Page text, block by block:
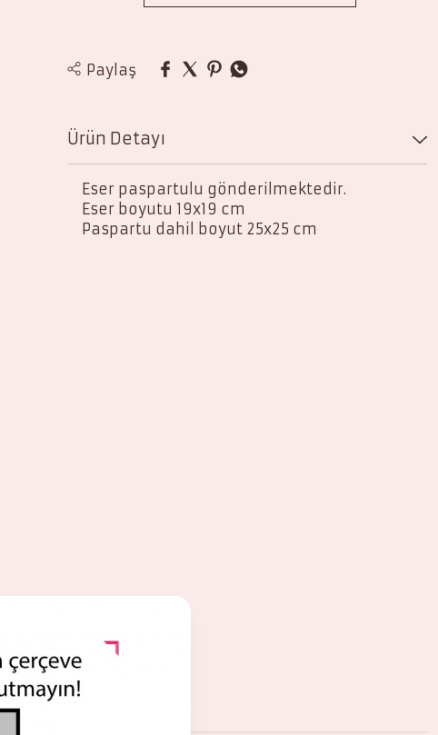
Paylaş
Ürün Detayı
Eser paspartulu gönderilmektedir.
Eser boyutu 19x19 cm
Paspartu dahil boyut 25x25 cm